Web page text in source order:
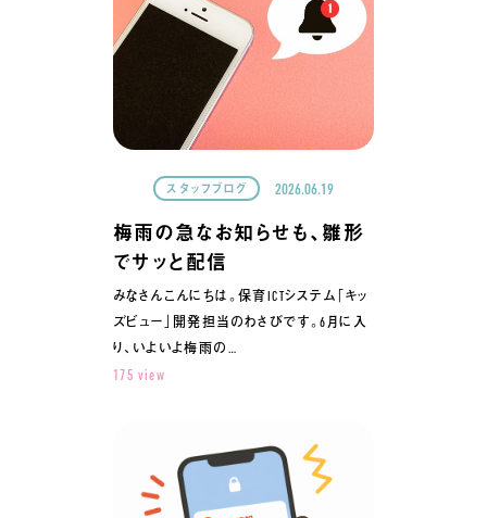
スタッフブログ 2026.06.19
梅雨の急なお知らせも、雛形
でサッと配信
みなさんこんにちは。保育ICTシステム「キッ
ズビュー」開発担当のわさびです。6月に入
り、いよいよ梅雨の…
175 view